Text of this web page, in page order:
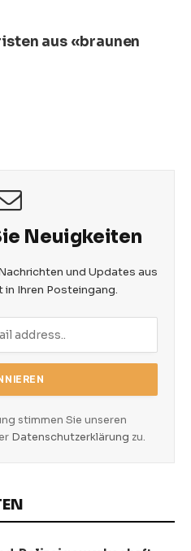
aus «braunen
Neuigkeiten
und Updates aus
Ihren Posteingang.
stimmen Sie unseren
Datenschutzerklärung zu.